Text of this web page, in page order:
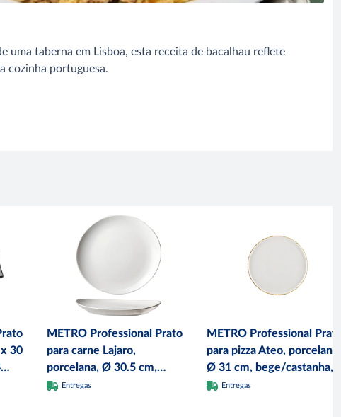
uma taberna em Lisboa, esta receita de bacalhau reflete
cozinha portuguesa.
30
METRO Professional Prato
para carne Lajaro,
porcelana, Ø 30.5 cm,
ovalado, branco, 6 unidades
Entregas
METRO Professional
para pizza Ateo, porcelana,
Ø 31 cm, bege/castanha,
unidades
Entregas